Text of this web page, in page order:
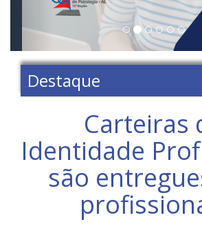
Destaque
Carteiras
Identidade
são